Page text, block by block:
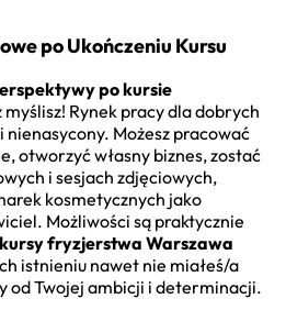
po Ukończeniu Kursu
po kursie
myślisz! Rynek pracy dla dobrych
Możesz pracować
otworzyć własny biznes, zostać
i sesjach zdjęciowych,
kosmetycznych jako
Możliwości są praktycznie
kursy fryzjerstwa Warszawa
istnieniu nawet nie miałeś/a
od Twojej ambicji i determinacji.